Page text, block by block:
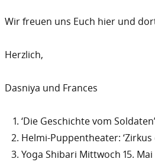
Wir freuen uns Euch hier und
Herzlich,
Dasniya und Frances
‘Die Geschichte vom Soldaten’
Helmi-Puppentheater:
Yoga Shibari Mittwoch 15. Mai